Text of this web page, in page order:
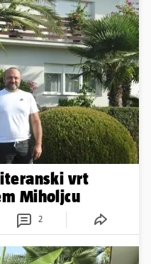
vrt
Miholjcu
2